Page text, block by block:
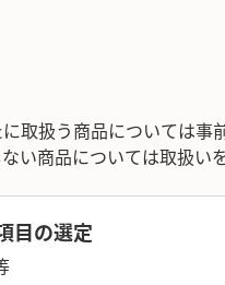
取扱う商品については
い商品については取扱い
目の選定